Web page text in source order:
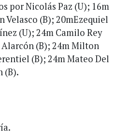
por Nicolás Paz (U); 16m
Velasco (B); 20mEzequiel
(U); 24m Camilo Rey
(B); 24m Milton
(B); 24m Mateo Del
(B).